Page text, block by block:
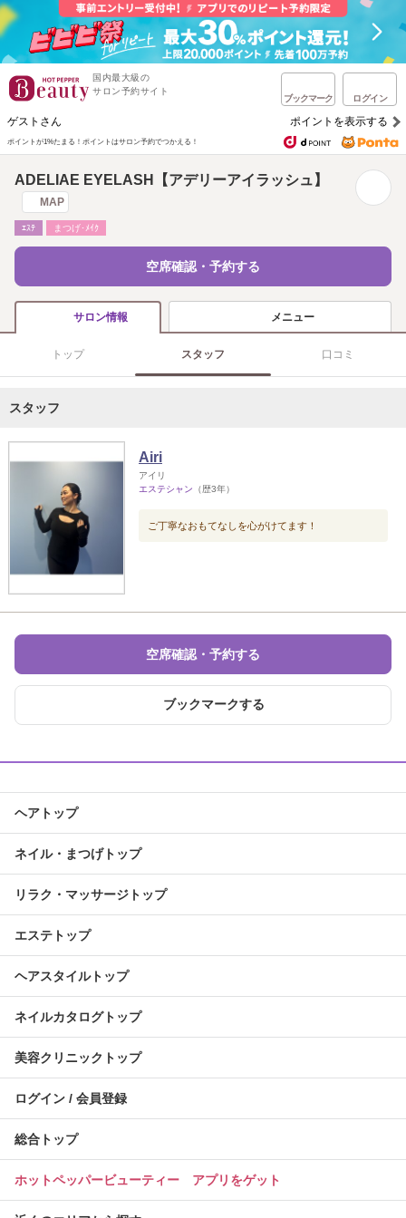
国内最大級の
サロン予約サイト
ブックマーク ログイン
ゲストさん ポイントを表示する
ポイントが1%たまる！ ポイントはサロン予約でつかえる！
ADELIAE EYELASH【アデリーアイラッシュ】
MAP
ｴｽﾃ まつげ･ﾒｲｸ
空席確認・予約する
サロン情報 メニュー
トップ スタッフ 口コミ
スタッフ
Airi
アイリ
エステシャン （歴3年）
ご丁寧なおもてなしを心がけてます！
空席確認・予約する
ブックマークする
ヘアトップ
ネイル・まつげトップ
リラク・マッサージトップ
エステトップ
ヘアスタイルトップ
ネイルカタログトップ
美容クリニックトップ
ログイン / 会員登録
総合トップ
ホットペッパービューティー アプリをゲット